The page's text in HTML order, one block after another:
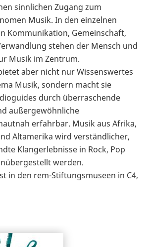
sinnlichen Zugang zum
Musik. In den einzelnen
Kommunikation, Gemeinschaft,
stehen der Mensch und
Musik im Zentrum.
aber nicht nur Wissenswertes
Musik, sondern macht sie
durch überraschende
außergewöhnliche
erfahrbar. Musik aus Afrika,
Altamerika wird verständlicher,
Klangerlebnisse in Rock, Pop
werden.
in den rem-Stiftungsmuseen in C4,